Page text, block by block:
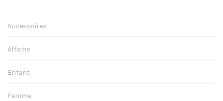
Accessoires
Affiche
Enfant
Femme